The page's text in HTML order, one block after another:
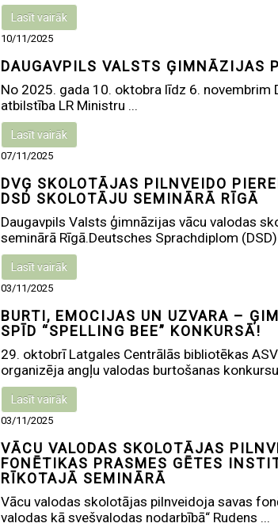
Lasīt vairāk
10/11/2025
DAUGAVPILS VALSTS ĢIMNĀZIJAS
No 2025. gada 10. oktobra līdz 6.
atbilstība LR Ministru ...
Lasīt vairāk
07/11/2025
DVĢ SKOLOTĀJAS PILNVEIDO
DSD SKOLOTĀJU SEMINĀRĀ RĪGĀ
Daugavpils Valsts ģimnāzijas vācu valodas
seminārā Rīgā.Deutsches Sprachdiplom (DSD)
Lasīt vairāk
03/11/2025
BURTI, EMOCIJAS UN UZVARA –
SPĪD “SPELLING BEE” KONKURSĀ!
29. oktobrī Latgales Centrālās bibliotēkas
organizēja angļu valodas burtošanas konkursu
Lasīt vairāk
03/11/2025
VĀCU VALODAS SKOLOTĀJAS
FONĒTIKAS PRASMES GĒTES
RĪKOTAJĀ SEMINĀRĀ
Vācu valodas skolotājas pilnveidoja savas
valodas kā svešvalodas nodarbībā“ Rudens ...